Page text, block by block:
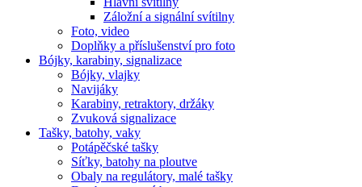
Záložní a signální svítilny
Foto, video
Doplňky a příslušenství pro foto
Bójky, karabiny, signalizace
Bójky, vlajky
Navijáky
Karabiny, retraktory, držáky
Zvuková signalizace
Tašky, batohy, vaky
Potápěčské tašky
Síťky, batohy na ploutve
Obaly na regulátory, malé tašky